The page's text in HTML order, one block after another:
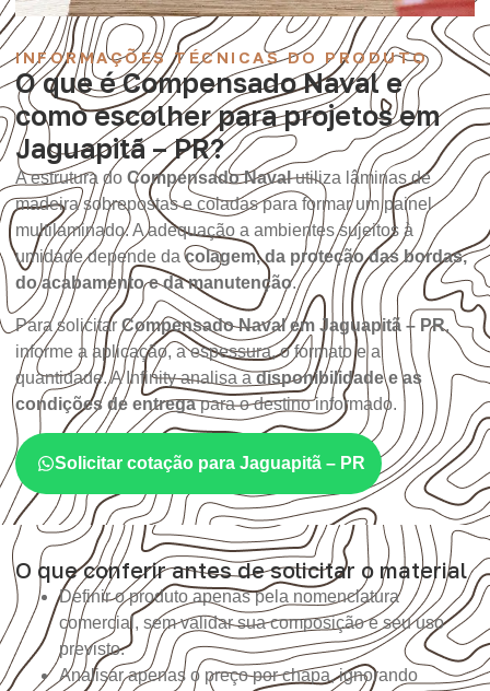
INFORMAÇÕES TÉCNICAS DO PRODUTO
O que é Compensado Naval e
como escolher para projetos em
Jaguapitã – PR?
A estrutura do Compensado Navalutiliza lâminas de
madeira sobrepostas e coladas para formar um painel
multilaminado. A adequação a ambientes sujeitos à
umidade depende dacolagem, da proteção das bordas,
do acabamento e da manutenção.
Para solicitar Compensado Naval em Jaguapitã – PR,
informe a aplicação, a espessura, o formato e a
quantidade. A Infinity analisa adisponibilidade e as
condições de entregapara o destino informado.
Solicitar cotação para Jaguapitã – PR
O que conferir antes de solicitar o material
Definir o produto apenas pela nomenclatura
comercial, sem validar sua composição e seu uso
previsto.
Analisar apenas o preço por chapa, ignorando